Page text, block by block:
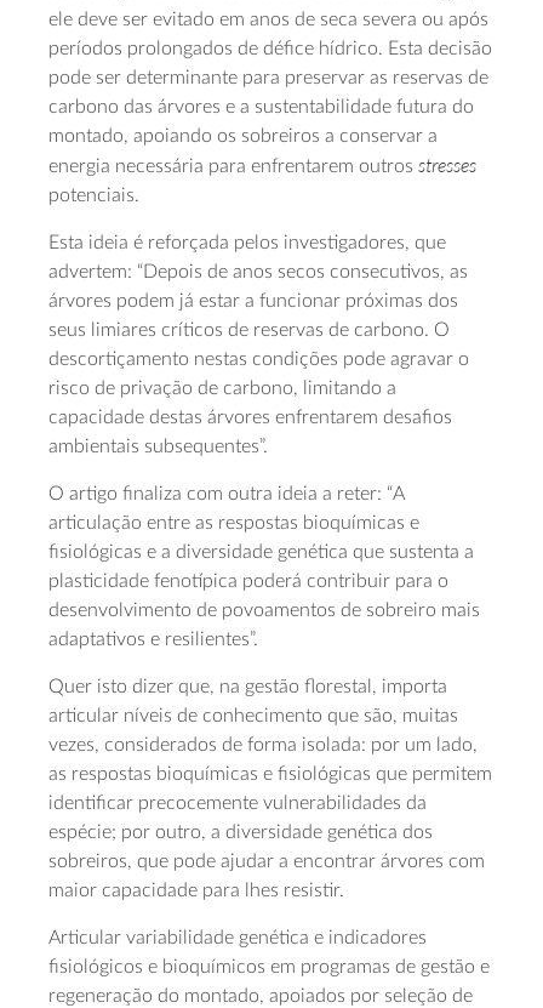
ele deve ser evitado em anos de seca severa ou após
períodos prolongados de défice hídrico. Esta decisão
pode ser determinante para preservar as reservas de
carbono das árvores e a sustentabilidade futura do
montado, apoiando os sobreiros a conservar a
energia necessária para enfrentarem outros stresses
potenciais.
Esta ideia é reforçada pelos investigadores, que
advertem: “Depois de anos secos consecutivos, as
árvores podem já estar a funcionar próximas dos
seus limiares críticos de reservas de carbono. O
descortiçamento nestas condições pode agravar o
risco de privação de carbono, limitando a
capacidade destas árvores enfrentarem desafios
ambientais subsequentes”.
O artigo finaliza com outra ideia a reter: “A
articulação entre as respostas bioquímicas e
fisiológicas e a diversidade genética que sustenta a
plasticidade fenotípica poderá contribuir para o
desenvolvimento de povoamentos de sobreiro mais
adaptativos e resilientes”.
Quer isto dizer que, na gestão florestal, importa
articular níveis de conhecimento que são, muitas
vezes, considerados de forma isolada: por um lado,
as respostas bioquímicas e fisiológicas que permitem
identificar precocemente vulnerabilidades da
espécie; por outro, a diversidade genética dos
sobreiros, que pode ajudar a encontrar árvores com
maior capacidade para lhes resistir.
Articular variabilidade genética e indicadores
fisiológicos e bioquímicos em programas de gestão e
regeneração do montado, apoiados por seleção de